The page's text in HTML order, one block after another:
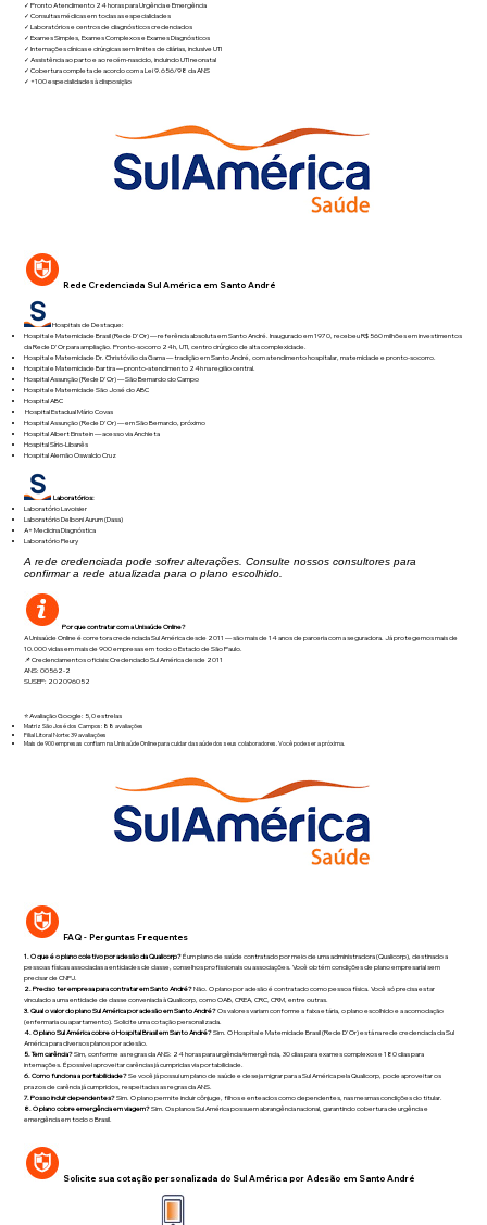
✓ Pronto Atendimento 24 horas para Urgência e Emergência
✓ Consultas médicas em todas as especialidades
✓ Laboratórios e centros de diagnósticos credenciados
✓ Exames Simples, Exames Complexos e Exames Diagnósticos
✓ Internações clínicas e cirúrgicas sem limites de diárias, inclusive UTI
✓ Assistência ao parto e ao recém-nascido, incluindo UTI neonatal
✓ Cobertura completa de acordo com a Lei 9.656/98 da ANS
✓ +100 especialidades à disposição
Rede Credenciada Sul América em Santo André
Hospitais de Destaque:
Hospital e Maternidade Brasil (Rede D'Or) — referência absoluta em Santo André. Inaugurado em 1970, recebeu R$ 560 milhões em investimentos
da Rede D'Or para ampliação. Pronto-socorro 24h, UTI, centro cirúrgico de alta complexidade.
Hospital e Maternidade Dr. Christóvão da Gama — tradição em Santo André, com atendimento hospitalar, maternidade e pronto-socorro.
Hospital e Maternidade Bartira — pronto-atendimento 24h na região central.
Hospital Assunção (Rede D'Or) — São Bernardo do Campo
Hospital e Maternidade São José do ABC
Hospital ABC
Hospital Estadual Mário Covas
Hospital Assunção (Rede D'Or) — em São Bernardo, próximo
Hospital Albert Einstein — acesso via Anchieta
Hospital Sírio-Libanês
Hospital Alemão Oswaldo Cruz
Laboratórios:
Laboratório Lavoisier
Laboratório Delboni Aurum (Dasa)
A+ Medicina Diagnóstica
Laboratório Fleury
A rede credenciada pode sofrer alterações. Consulte nossos consultores para
confirmar a rede atualizada para o plano escolhido.
Por que contratar com a Unisaúde Online?
A Unisaúde Online é corretora credenciada Sul América desde 2011 — são mais de 14 anos de parceria com a seguradora. Já protegemos mais de
10.000 vidas em mais de 900 empresas em todo o Estado de São Paulo.
📌 Credenciamentos oficiais:Credenciado Sul América desde 2011
ANS: 00562-2
SUSEP: 202096052
⭐ Avaliação Google: 5,0 estrelas
Matriz São José dos Campos: 88 avaliações
Filial Litoral Norte: 39 avaliações
Mais de 900 empresas confiam na Unisaúde Online para cuidar da saúde dos seus colaboradores. Você pode ser a próxima.
FAQ - Perguntas Frequentes
1. O que é o plano coletivo por adesão da Qualicorp?É um plano de saúde contratado por meio de uma administradora (Qualicorp), destinado a
pessoas físicas associadas a entidades de classe, conselhos profissionais ou associações. Você obtém condições de plano empresarial sem
precisar de CNPJ.
2. Preciso ter empresa para contratar em Santo André?Não. O plano por adesão é contratado como pessoa física. Você só precisa estar
vinculado a uma entidade de classe conveniada à Qualicorp, como OAB, CREA, CRC, CRM, entre outras.
3. Qual o valor do plano Sul América por adesão em Santo André?Os valores variam conforme a faixa etária, o plano escolhido e a acomodação
(enfermaria ou apartamento). Solicite uma cotação personalizada.
4. O plano Sul América cobre o Hospital Brasil em Santo André?Sim. O Hospital e Maternidade Brasil (Rede D'Or) está na rede credenciada da Sul
América para diversos planos por adesão.
5. Tem carência?Sim, conforme as regras da ANS: 24 horas para urgência/emergência, 30 dias para exames complexos e 180 dias para
internações. É possível aproveitar carências já cumpridas via portabilidade.
6. Como funciona a portabilidade?Se você já possui um plano de saúde e deseja migrar para a Sul América pela Qualicorp, pode aproveitar os
prazos de carência já cumpridos, respeitadas as regras da ANS.
7. Posso incluir dependentes?Sim. O plano permite incluir cônjuge, filhos e enteados como dependentes, nas mesmas condições do titular.
8. O plano cobre emergência em viagem?Sim. Os planos Sul América possuem abrangência nacional, garantindo cobertura de urgência e
emergência em todo o Brasil.
Solicite sua cotação personalizada do Sul América por Adesão em Santo André